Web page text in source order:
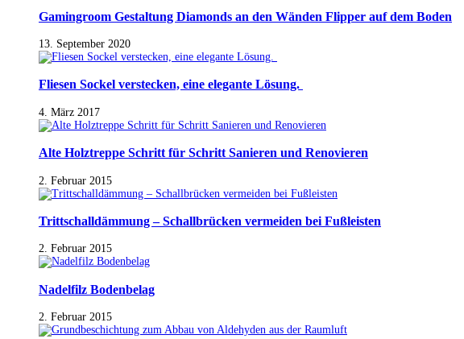
Gamingroom Gestaltung Diamonds an den Wänden Flipper auf dem Boden
13. September 2020
Fliesen Sockel verstecken, eine elegante Lösung.
4. März 2017
Alte Holztreppe Schritt für Schritt Sanieren und Renovieren
2. Februar 2015
Trittschalldämmung – Schallbrücken vermeiden bei Fußleisten
2. Februar 2015
Nadelfilz Bodenbelag
2. Februar 2015